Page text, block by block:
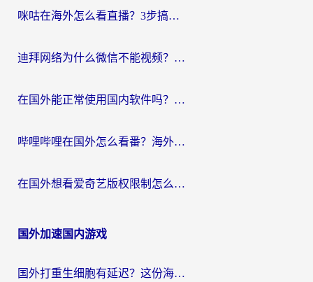
咪咕在海外怎么看直播？3步搞定地域限制，还能畅看腾讯视频与国内热剧
迪拜网络为什么微信不能视频？海外党必看的回国加速全攻略
在国外能正常使用国内软件吗？海外党亲测有效的无缝访问指南
哔哩哔哩在国外怎么看番？海外党追剧看片的终极解决方案
在国外想看爱奇艺版权限制怎么办？海外华人必看的追剧自由指南
国外加速国内游戏
国外打重生细胞有延迟？这份海外畅玩国服游戏加速器终极指南请收好